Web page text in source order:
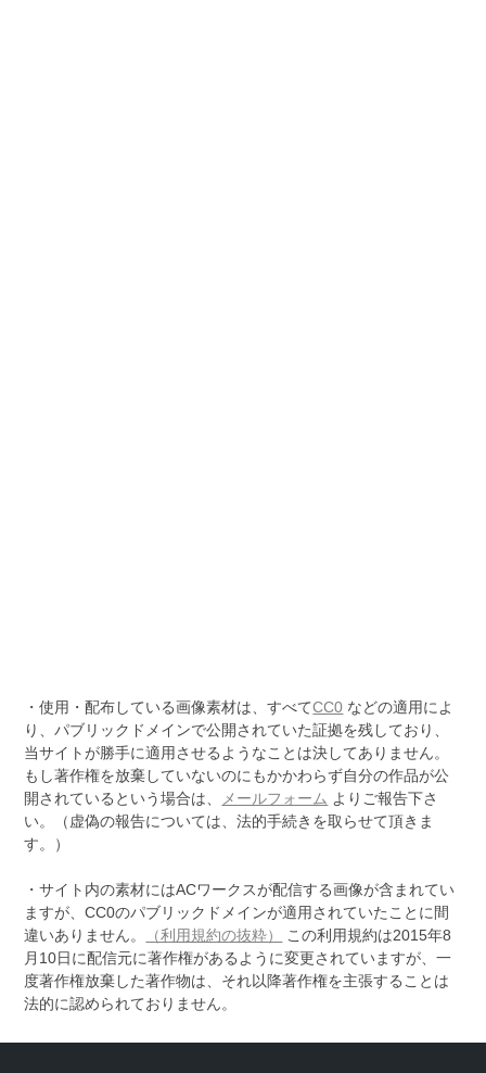
・使用・配布している画像素材は、すべてCC0 などの適用によ
り、パブリックドメインで公開されていた証拠を残しており、
当サイトが勝手に適用させるようなことは決してありません。
もし著作権を放棄していないのにもかかわらず自分の作品が公
開されているという場合は、
メールフォーム よりご報告下さ
い。（虚偽の報告については、法的手続きを取らせて頂きま
す。）
・サイト内の素材にはACワークスが配信する画像が含まれてい
ますが、CC0のパブリックドメインが適用されていたことに間
違いありません。
（利用規約の抜粋）
この利用規約は2015年8
月10日に配信元に著作権があるように変更されていますが、一
度著作権放棄した著作物は、それ以降著作権を主張することは
法的に認められておりません。